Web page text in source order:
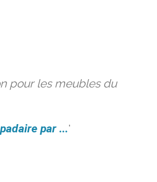
pour les meubles du
par ...'